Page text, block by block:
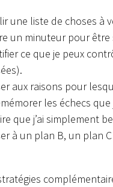
une liste de choses à
un minuteur pour
ce que je peux
aux raisons pour
les échecs
que j’ai simplement
à un plan B, un plan